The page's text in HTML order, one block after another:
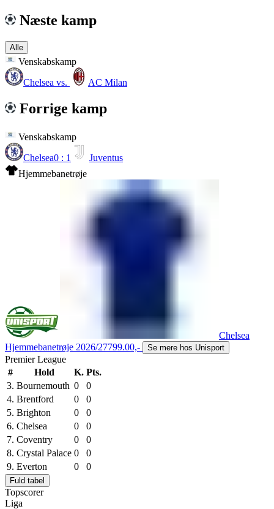
Næste kamp
Alle
Venskabskamp
Chelsea vs. AC Milan
Forrige kamp
Venskabskamp
Chelsea0 : 1
Juventus
Hjemmebanetrøje
Chelsea
Hjemmebanetrøje 2026/27799.00,- Se mere hos Unisport
Premier League
#
Hold K. Pts.
3. Bournemouth 0
0
4. Brentford 0
0
5. Brighton 0
0
6. Chelsea 0
0
7. Coventry 0
0
8. Crystal Palace 0
0
9. Everton 0 0
Fuld tabel
Topscorer
Liga